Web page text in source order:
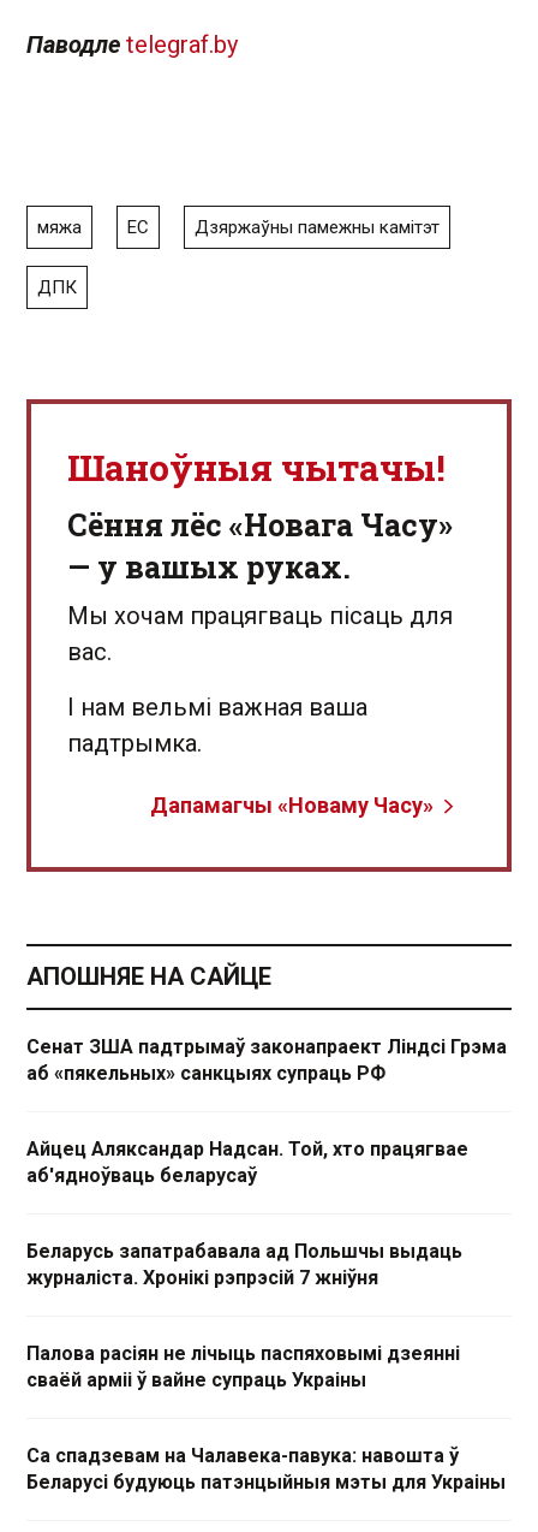
Паводле telegraf.by
мяжа ЕС Дзяржаўны памежны камітэт
ДПК
Шаноўныя чытачы!
Сёння лёс «Новага Часу»
— у вашых руках.
Мы хочам працягваць пісаць для
вас.
І нам вельмі важная ваша
падтрымка.
Дапамагчы «Новаму Часу»
АПОШНЯЕ НА САЙЦЕ
Сенат ЗША падтрымаў законапраект Ліндсі Грэма
аб «пякельных» санкцыях супраць РФ
Айцец Аляксандар Надсан. Той, хто працягвае
аб'ядноўваць беларусаў
Беларусь запатрабавала ад Польшчы выдаць
журналіста. Хронікі рэпрэсій 7 жніўня
Палова расіян не лічыць паспяховымі дзеянні
сваёй арміі ў вайне супраць Украіны
Са спадзевам на Чалавека-павука: навошта ў
Беларусі будуюць патэнцыйныя мэты для Украіны